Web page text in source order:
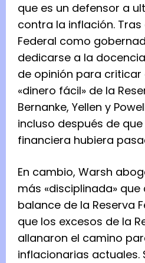
que es un defensor a
contra la inflación. Tras
Federal como
dedicarse a la
de opinión para criticar
«dinero fácil» de la
Bernanke, Yellen y
incluso después de
financiera hubiera
En cambio, Warsh
más «disciplinada»
balance de la Reserva
que los excesos de la
allanaron el camino
inflacionarias actuales.